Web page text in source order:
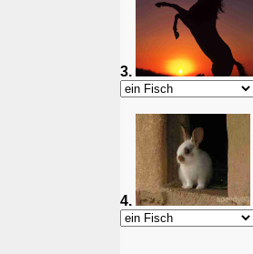
3.
4.